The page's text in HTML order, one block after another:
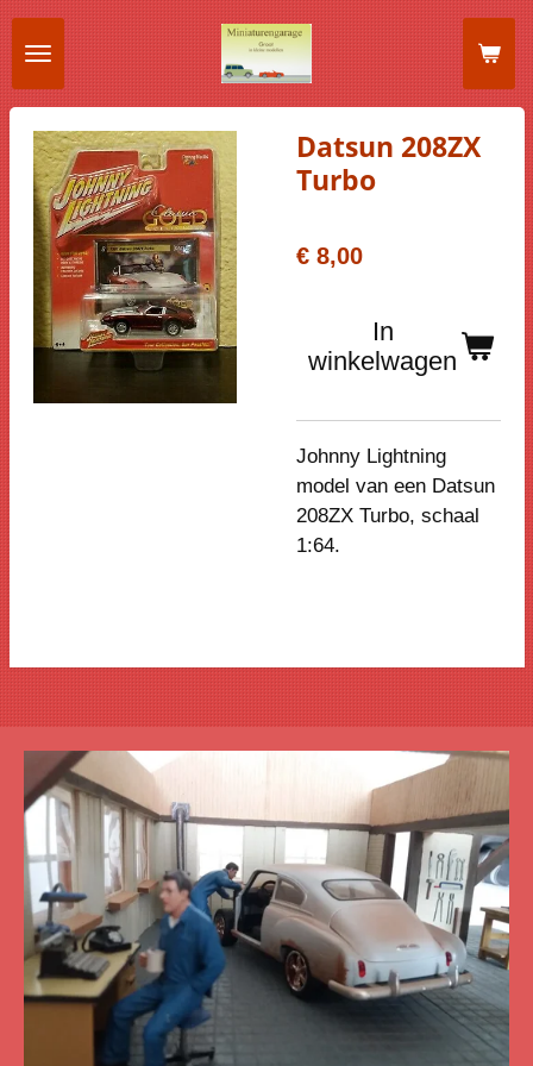
Ga
direct
naar
de
hoofdinhoud
Datsun 208ZX
Turbo
€ 8,00
In
winkelwagen
Johnny Lightning
model van een Datsun
208ZX Turbo, schaal
1:64.